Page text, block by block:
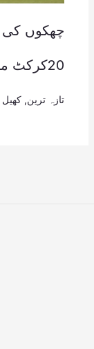
چھکوں کی
20کرکٹ میں نیا ریکارڈ قائم کردیا
تازہ ترین کھیل